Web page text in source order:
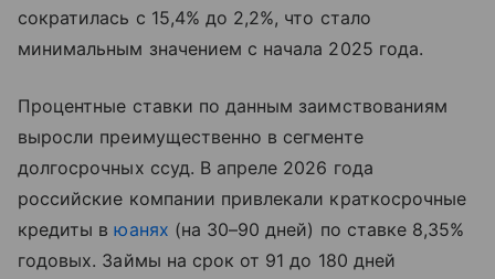
сократилась с 15,4% до 2,2%, что стало
минимальным значением с начала 2025 года.
Процентные ставки по данным заимствованиям
выросли преимущественно в сегменте
долгосрочных ссуд. В апреле 2026 года
российские компании привлекали краткосрочные
кредиты вюанях (на 30–90 дней) по ставке 8,35%
годовых. Займы на срок от 91 до 180 дней